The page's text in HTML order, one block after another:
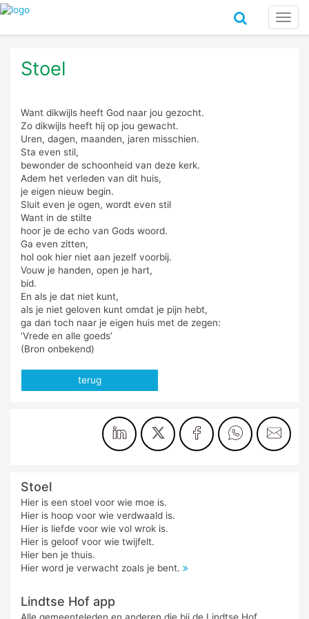
Stoel
Want dikwijls heeft God naar jou gezocht.
Zo dikwijls heeft hij op jou gewacht.
Uren, dagen, maanden, jaren misschien.
Sta even stil,
bewonder de schoonheid van deze kerk.
Adem het verleden van dit huis,
je eigen nieuw begin.
Sluit even je ogen, wordt even stil
Want in de stilte
hoor je de echo van Gods woord.
Ga even zitten,
hol ook hier niet aan jezelf voorbij.
Vouw je handen, open je hart,
bid.
En als je dat niet kunt,
als je niet geloven kunt omdat je pijn hebt,
ga dan toch naar je eigen huis met de zegen:
‘Vrede en alle goeds’
(Bron onbekend)
terug
Stoel
Hier is een stoel voor wie moe is.
Hier is hoop voor wie verdwaald is.
Hier is liefde voor wie vol wrok is.
Hier is geloof voor wie twijfelt.
Hier ben je thuis.
Hier word je verwacht zoals je bent.
Lindtse Hof app
Alle gemeenteleden en anderen die bij de Lindtse Hof